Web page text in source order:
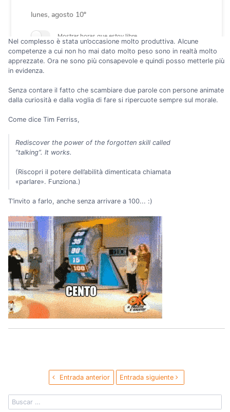
Nel complesso è stata un’occasione molto produttiva. Alcune
competenze a cui non ho mai dato molto peso sono in realtà molto
apprezzate. Ora ne sono più consapevole e quindi posso metterle più
in evidenza.
Senza contare il fatto che scambiare due parole con persone animate
dalla curiosità e dalla voglia di fare si ripercuote sempre sul morale.
Come dice Tim Ferriss,
Rediscover the power of the forgotten skill called
“talking”. It works.
(Riscopri il potere dell’abilità dimenticata chiamata
«parlare». Funziona.)
T’invito a farlo, anche senza arrivare a 100... :)
Entrada anterior Entrada siguiente